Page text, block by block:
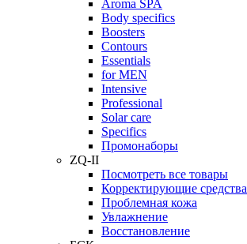
Aroma SPA
Body specifics
Boosters
Contours
Essentials
for MEN
Intensive
Professional
Solar care
Specifics
Промонаборы
ZQ-II
Посмотреть все товары
Корректирующие средства
Проблемная кожа
Увлажнение
Восстановление